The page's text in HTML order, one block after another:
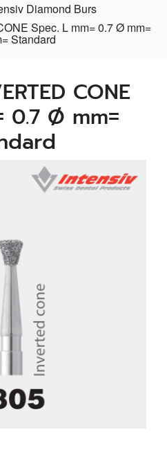
Diamond Burs
Spec. L mm= 0.7 Ø mm=
Standard
CONE
0.7 Ø mm=